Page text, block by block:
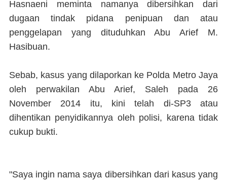
Hasnaeni meminta namanya dibersihkan dari
dugaan tindak pidana penipuan dan atau
penggelapan yang dituduhkan Abu Arief M.
Hasibuan.
Sebab, kasus yang dilaporkan ke Polda Metro Jaya
oleh perwakilan Abu Arief, Saleh pada 26
November 2014 itu, kini telah di-SP3 atau
dihentikan penyidikannya oleh polisi, karena tidak
cukup bukti.
"Saya ingin nama saya dibersihkan dari kasus yang